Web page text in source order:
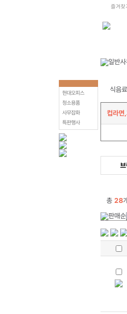
즐겨찾
식음
컵라면
브
총 28
현대오피스
청소용품
사무잡화
특판행사